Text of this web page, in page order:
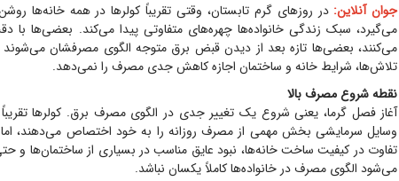
جوان آنلاین: در روز‌های گرم تابستان، وقتی تقریباً کولر‌ها در همه خانه‌ها
می‌گیرد، سبک زندگی خانواده‌ها چهره‌های متفاوتی پیدا می‌کند. بعضی‌ها با
می‌کنند، بعضی‌ها تازه بعد از دیدن قبض برق متوجه الگوی مصرفشان
تلاش‌ها، شرایط خانه و ساختمان اجازه کاهش جدی مصرف را نمی‌دهد.
نقطه شروع مصرف بالا
آغاز فصل گرما، یعنی شروع یک تغییر جدی در الگوی مصرف برق. کولر‌ها
وسایل سرمایشی بخش مهمی از مصرف روزانه را به خود اختصاص می‌دهند، اما
تفاوت در کیفیت ساخت خانه‌ها، نبود عایق مناسب در بسیاری از ساختمان‌ها و
می‌شود الگوی مصرف در خانواده‌ها کاملاً یکسان نباشد.